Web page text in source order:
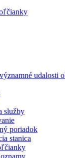
udalosti
služby
poriadok
stanica